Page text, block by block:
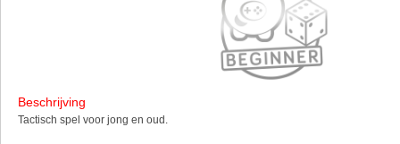
Beschrijving
Tactisch spel voor jong en oud.